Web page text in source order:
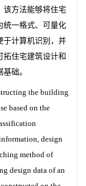
该方法能够将住宅
统一格式、可量化
于计算机识别，并
拓住宅建筑设计和
础。
the building
based on the
design
method of
design data of an